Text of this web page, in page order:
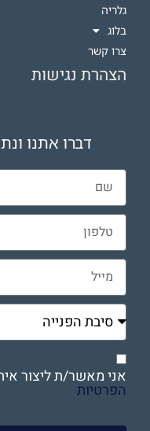
גלריה
בלוג
צרו קשר
הצהרת נגישות
דברו אתנו
אני מאשר/ת ליצור
הפרטיות